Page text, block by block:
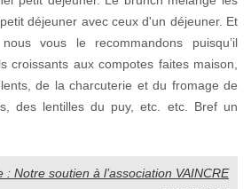
déjeuner avec ceux d'un déjeuner. Et
vous le recommandons puisqu’il
croissants aux compotes faites maison,
de la charcuterie et du fromage de
des lentilles du puy, etc. etc. Bref un
: Notre soutien à l’association VAINCRE